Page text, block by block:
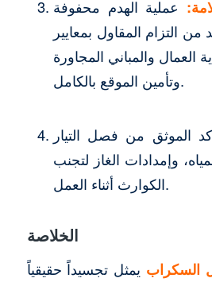
عملية الهدم محفوفة
التزام المقاول بمعايير
العمال والمباني المجاورة
وتأمين الموقع بالكامل.
الموثق من فصل التيار
وإمدادات الغاز لتجنب
الكوارث أثناء العمل.
الخلاصة
السكراب يمثل تجسيداً حقيقياً